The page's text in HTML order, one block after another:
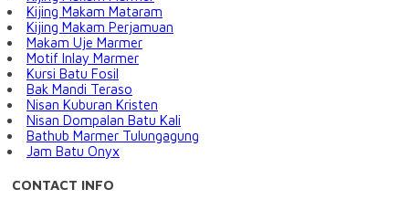
Kijing Makam Mataram
Kijing Makam Perjamuan
Makam Uje Marmer
Motif Inlay Marmer
Kursi Batu Fosil
Bak Mandi Teraso
Nisan Kuburan Kristen
Nisan Dompalan Batu Kali
Bathub Marmer Tulungagung
Jam Batu Onyx
CONTACT INFO